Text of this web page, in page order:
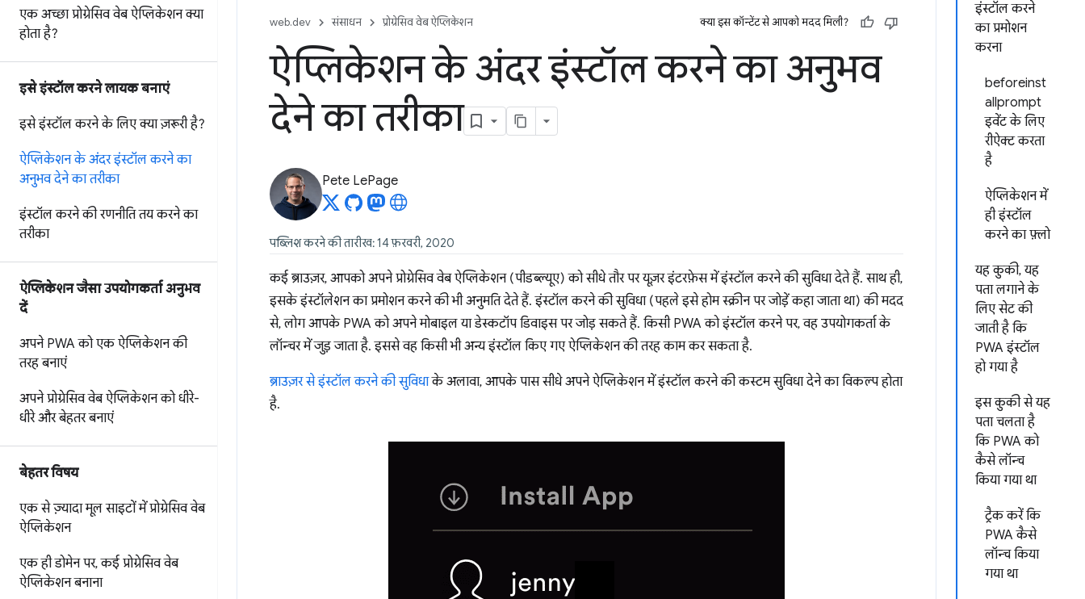
एक अच्छा प्रोग्रेसिव वेब ऐप्लिकेशन क्या
होता है?
इसे इंस्टॉल करने लायक बनाएं
इसे इंस्टॉल करने के लिए क्या ज़रूरी है?
ऐप्लिकेशन के अंदर इंस्टॉल करने का
अनुभव देने का तरीका
इंस्टॉल करने की रणनीति तय करने का
तरीका
ऐप्लिकेशन जैसा उपयोगकर्ता अनुभव
दें
अपने PWA को एक ऐप्लिकेशन की
तरह बनाएं
अपने प्रोग्रेसिव वेब ऐप्लिकेशन को धीरे-
धीरे और बेहतर बनाएं
बेहतर विषय
एक से ज़्यादा मूल साइटों में प्रोग्रेसिव वेब
ऐप्लिकेशन
एक ही डोमेन पर,कई प्रोग्रेसिव वेब
ऐप्लिकेशन बनाना
इंस्टॉल करने
का प्रमोशन
करना
beforeinst
allprompt
इवेंट के लिए
रीऐक्ट करता
है
ऐप्लिकेशन में
ही इंस्टॉल
करने का फ़्लो
यह कुकी, यह
पता लगाने के
लिए सेट की
जाती है कि
PWA इंस्टॉल
हो गया है
इस कुकी से यह
पता चलता है
कि PWA को
कैसे लॉन्च
किया गया था
ट्रैक करें कि
PWA कैसे
लॉन्च किया
गया था
web.dev संसाधन प्रोग्रेसिव वेब ऐप्लिकेशन क्या इस कॉन्टेंट से आपको मदद मिली?
ऐप्लिकेशन के अंदर इंस्टॉल करने का अनुभव
देने का तरीका
Pete LePage
पब्लिश करने की तारीख: 14 फ़रवरी, 2020
कई ब्राउज़र, आपको अपने प्रोग्रेसिव वेब ऐप्लिकेशन (पीडब्ल्यूए) को सीधे तौर पर यूज़र इंटरफ़ेस में इंस्टॉल करने की सुविधा देते हैं. साथ ही,
इसके इंस्टॉलेशन का प्रमोशन करने की भी अनुमति देते हैं. इंस्टॉल करने की सुविधा (पहले इसे होम स्क्रीन पर जोड़ें कहा जाता था) की मदद
से, लोग आपके PWA को अपने मोबाइल या डेस्कटॉप डिवाइस पर जोड़ सकते हैं. किसी PWA को इंस्टॉल करने पर, वह उपयोगकर्ता के
लॉन्चर में जुड़ जाता है. इससे वह किसी भी अन्य इंस्टॉल किए गए ऐप्लिकेशन की तरह काम कर सकता है.
ब्राउज़र से इंस्टॉल करने की सुविधाके अलावा, आपके पास सीधे अपने ऐप्लिकेशन में इंस्टॉल करने की कस्टम सुविधा देने का विकल्प होता
है.